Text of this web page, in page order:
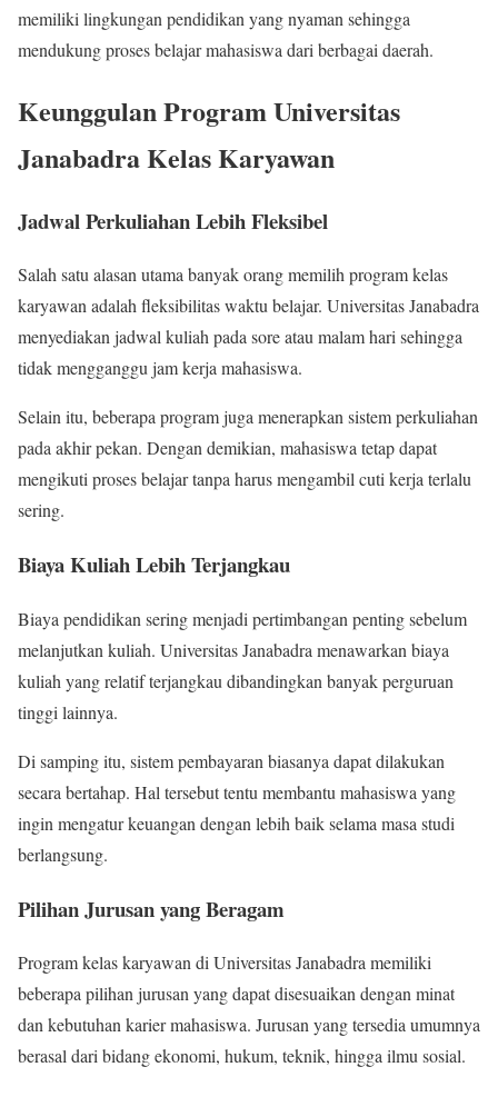
memiliki lingkungan pendidikan yang nyaman sehingga
mendukung proses belajar mahasiswa dari berbagai daerah.
Keunggulan Program Universitas
Janabadra Kelas Karyawan
Jadwal Perkuliahan Lebih Fleksibel
Salah satu alasan utama banyak orang memilih program kelas
karyawan adalah fleksibilitas waktu belajar. Universitas Janabadra
menyediakan jadwal kuliah pada sore atau malam hari sehingga
tidak mengganggu jam kerja mahasiswa.
Selain itu, beberapa program juga menerapkan sistem perkuliahan
pada akhir pekan. Dengan demikian, mahasiswa tetap dapat
mengikuti proses belajar tanpa harus mengambil cuti kerja terlalu
sering.
Biaya Kuliah Lebih Terjangkau
Biaya pendidikan sering menjadi pertimbangan penting sebelum
melanjutkan kuliah. Universitas Janabadra menawarkan biaya
kuliah yang relatif terjangkau dibandingkan banyak perguruan
tinggi lainnya.
Di samping itu, sistem pembayaran biasanya dapat dilakukan
secara bertahap. Hal tersebut tentu membantu mahasiswa yang
ingin mengatur keuangan dengan lebih baik selama masa studi
berlangsung.
Pilihan Jurusan yang Beragam
Program kelas karyawan di Universitas Janabadra memiliki
beberapa pilihan jurusan yang dapat disesuaikan dengan minat
dan kebutuhan karier mahasiswa. Jurusan yang tersedia umumnya
berasal dari bidang ekonomi, hukum, teknik, hingga ilmu sosial.